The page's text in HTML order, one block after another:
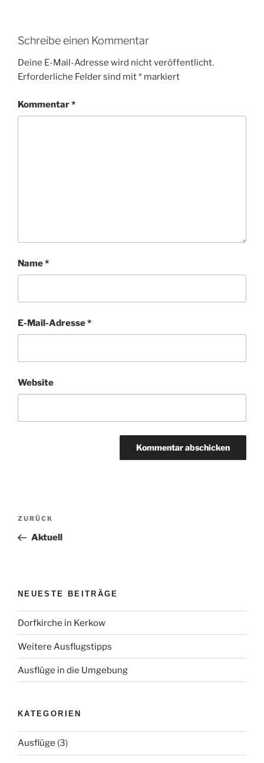
Schreibe einen Kommentar
Deine E-Mail-Adresse wird nicht veröffentlicht.
Erforderliche Felder sind mit* markiert
Kommentar*
Name*
E-Mail-Adresse*
Website
Beitragsnavigation
Vorheriger
Beitrag
ZURÜCK
Aktuell
NEUESTE BEITRÄGE
Dorfkirche in Kerkow
Weitere Ausflugstipps
Ausflüge in die Umgebung
KATEGORIEN
Ausflüge (3)